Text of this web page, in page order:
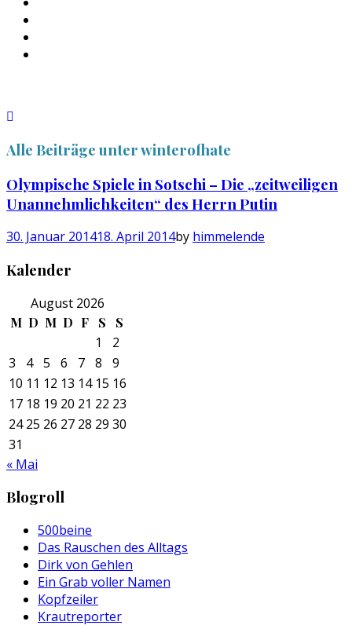
anzeigen
Alle Beiträge unterwinterofhate
Olympische Spiele in Sotschi – Die „zeitweiligen
Unannehmlichkeiten“ des Herrn Putin
30. Januar 201418. April 2014by himmelende
Kalender
August 2026
M D M D F S S
1
2
3
4 5 6 7 8
9
10 11 12 13 14 15 16
17 18 19 20 21 22 23
24 25 26 27 28 29 30
31
« Mai
Blogroll
500beine
Das Rauschen des Alltags
Dirk von Gehlen
Ein Grab voller Namen
Kopfzeiler
Krautreporter